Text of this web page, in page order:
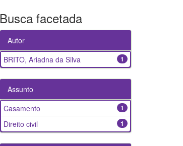
Busca facetada
Autor
1
BRITO, Ariadna da Silva
Assunto
1
Casamento
1
Direito civil